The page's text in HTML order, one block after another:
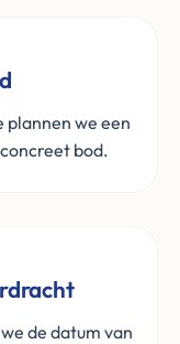
plannen we een
bod.
de datum van